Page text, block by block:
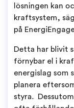
lösningen kan
kraftsystem,
på
Detta har blivit
förnybar el i
energislag som
planera
styra.